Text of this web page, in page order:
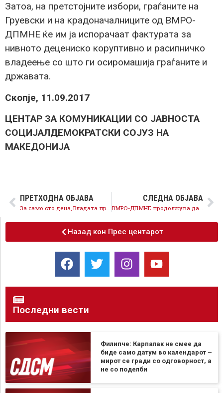
Затоа, на претстојните избори, граѓаните на
Груевски и на крадоначалниците од ВМРО-
ДПМНЕ ќе им ја испорачаат фактурата за
нивното децениско коруптивно и расипничко
владеење со што ги осиромашија граѓаните и
државата.
Скопје, 11.09.2017
ЦЕНТАР ЗА КОМУНИКАЦИИ СО ЈАВНОСТА
СОЦИЈАЛДЕМОКРАТСКИ СОЈУЗ НА
МАКЕДОНИЈА
ПРЕТХОДНА ОБЈАВА СЛЕДНА ОБЈАВА
Назад кон Прес центарот
Последни вести
Филипче: Карпалак не смее да
биде само датум во календарот –
мирот се гради со одговорност, а
не со поделби